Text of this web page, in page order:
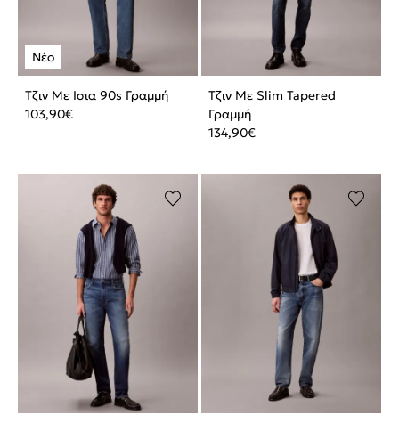
Τζιν Με Ισια 90s Γραμμή
103,90€
Τζιν Με Slim Tapered
Γραμμή
134,90€